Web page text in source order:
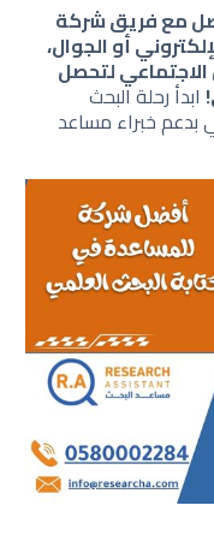
مع فريق شركة
أو الجوال،
لتحصل
رحلة البحث
خبراء مساعد